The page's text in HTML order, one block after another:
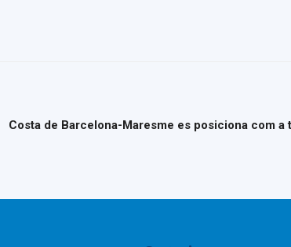
Costa de Barcelona-Maresme es posiciona com